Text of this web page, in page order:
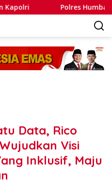
Polres Humbahas Tegaskan
Data, Rico
Visi
Inklusif, Maju